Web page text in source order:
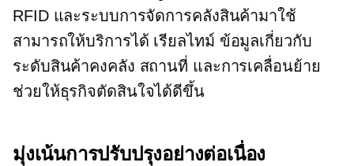
RFID และระบบการจัดการคลังสินค้ามาใช้
สามารถให้บริการได้ เรียลไทม์ ข้อมูลเกี่ยวกับ
ระดับสินค้าคงคลัง สถานที่ และการเคลื่อนย้าย
ช่วยให้ธุรกิจตัดสินใจได้ดีขึ้น
มุ่งเน้นการปรับปรุงอย่างต่อเนื่อง